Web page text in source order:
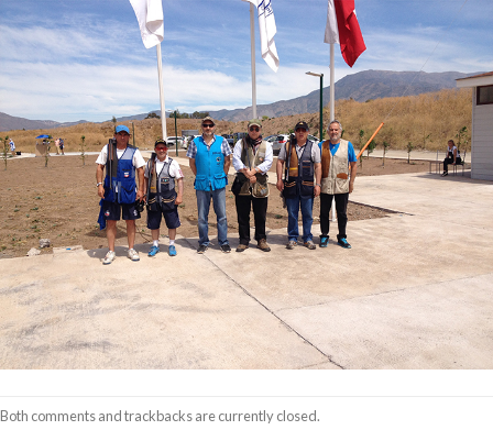
Both comments and trackbacks are currently closed.